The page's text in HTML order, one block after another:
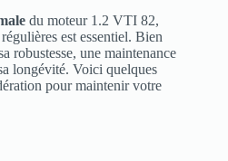
du moteur 1.2 VTI 82,
est essentiel. Bien
robustesse, une maintenance
longévité. Voici quelques
pour maintenir votre